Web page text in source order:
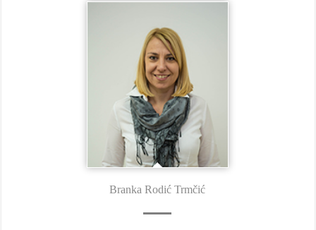
Branka Rodić Trmčić